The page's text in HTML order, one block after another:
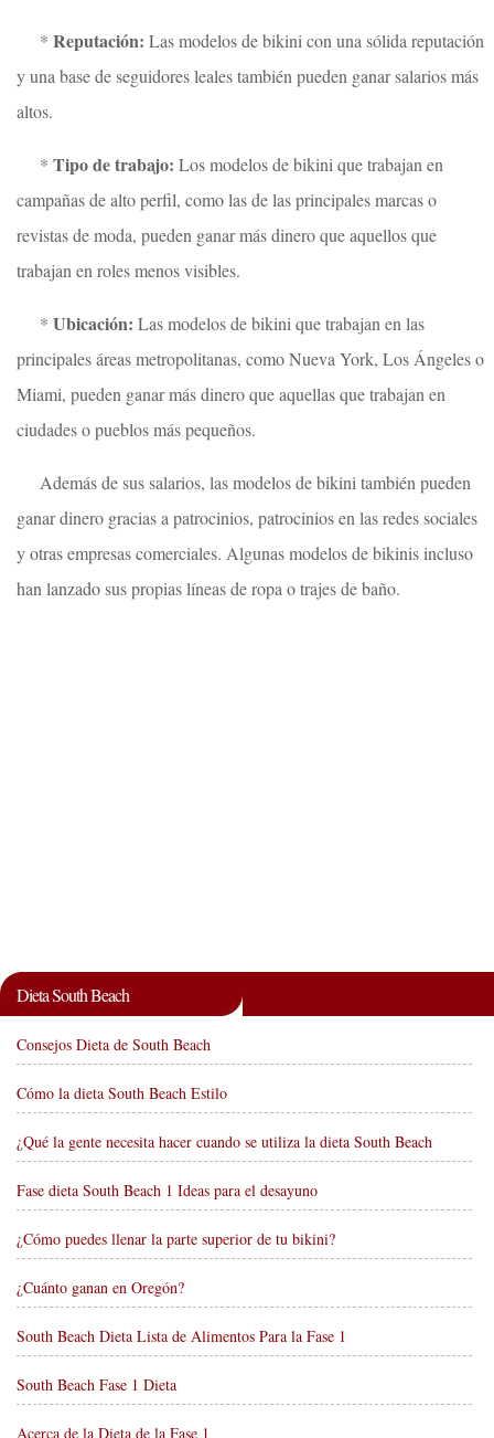
* Reputación: Las modelos de bikini con una sólida reputación
y una base de seguidores leales también pueden ganar salarios más
altos.
* Tipo de trabajo: Los modelos de bikini que trabajan en
campañas de alto perfil, como las de las principales marcas o
revistas de moda, pueden ganar más dinero que aquellos que
trabajan en roles menos visibles.
* Ubicación: Las modelos de bikini que trabajan en las
principales áreas metropolitanas, como Nueva York, Los Ángeles o
Miami, pueden ganar más dinero que aquellas que trabajan en
ciudades o pueblos más pequeños.
Además de sus salarios, las modelos de bikini también pueden
ganar dinero gracias a patrocinios, patrocinios en las redes sociales
y otras empresas comerciales. Algunas modelos de bikinis incluso
han lanzado sus propias líneas de ropa o trajes de baño.
Dieta South Beach
Consejos Dieta de South Beach
Cómo la dieta South Beach Estilo
¿Qué la gente necesita hacer cuando se utiliza la dieta South Beach
Fase dieta South Beach 1 Ideas para el desayuno
¿Cómo puedes llenar la parte superior de tu bikini?
¿Cuánto ganan en Oregón?
South Beach Dieta Lista de Alimentos Para la Fase 1
South Beach Fase 1 Dieta
Acerca de la Dieta de la Fase 1